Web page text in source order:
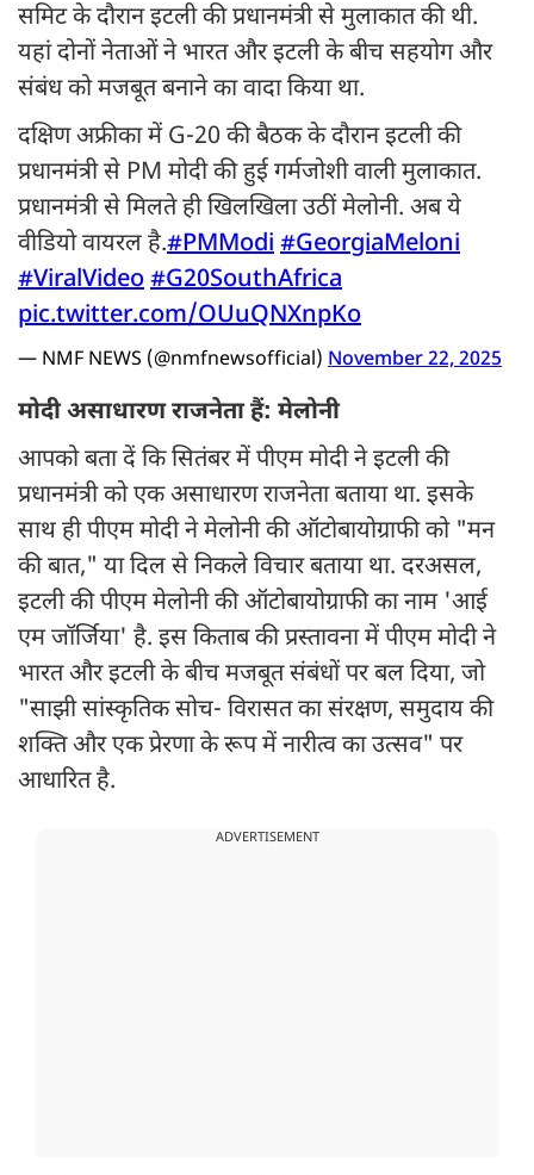
समिट के दौरान इटली की प्रधानमंत्री से मुलाकात की थी.
यहां दोनों नेताओं ने भारत और इटली के बीच सहयोग और
संबंध को मजबूत बनाने का वादा किया था.
दक्षिण अफ्रीका में G-20 की बैठक के दौरान इटली की
प्रधानमंत्री से PM मोदी की हुई गर्मजोशी वाली मुलाकात.
प्रधानमंत्री से मिलते ही खिलखिला उठीं मेलोनी. अब ये
वीडियो वायरल है.#PMModi#GeorgiaMeloni
#ViralVideo#G20SouthAfrica
pic.twitter.com/OUuQNXnpKo
— NMF NEWS (@nmfnewsofficial) November 22, 2025
मोदी असाधारण राजनेता हैं: मेलोनी
आपको बता दें कि सितंबर में पीएम मोदी ने इटली की
प्रधानमंत्री को एक असाधारण राजनेता बताया था. इसके
साथ ही पीएम मोदी ने मेलोनी की ऑटोबायोग्राफी को "मन
की बात," या दिल से निकले विचार बताया था. दरअसल,
इटली की पीएम मेलोनी की ऑटोबायोग्राफी का नाम 'आई
एम जॉर्जिया' है. इस किताब की प्रस्तावना में पीएम मोदी ने
भारत और इटली के बीच मजबूत संबंधों पर बल दिया, जो
"साझी सांस्कृतिक सोच- विरासत का संरक्षण, समुदाय की
शक्ति और एक प्रेरणा के रूप में नारीत्व का उत्सव" पर
आधारित है.
ADVERTISEMENT